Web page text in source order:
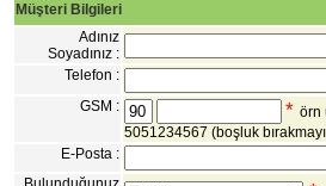
Müşteri Bilgileri
Adınız
Soyadınız :
Telefon :
GSM : * örn
5051234567 (boşluk
E-Posta :